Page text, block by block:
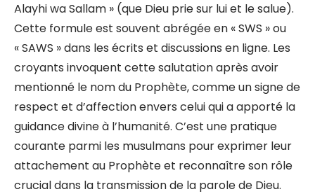
Alayhi wa Sallam » (que Dieu prie sur lui et le salue).
Cette formule est souvent abrégée en « SWS » ou
« SAWS » dans les écrits et discussions en ligne. Les
croyants invoquent cette salutation après avoir
mentionné le nom du Prophète, comme un signe de
respect et d’affection envers celui qui a apporté la
guidance divine à l’humanité. C’est une pratique
courante parmi les musulmans pour exprimer leur
attachement au Prophète et reconnaître son rôle
crucial dans la transmission de la parole de Dieu.